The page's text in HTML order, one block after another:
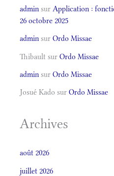
admin sur Application :
26 octobre 2025
admin sur Ordo Missae
Thibault sur Ordo Missae
admin sur Ordo Missae
Josué Kado sur Ordo Missae
Archives
août 2026
juillet 2026